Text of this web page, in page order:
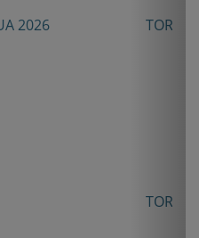
2026
2026